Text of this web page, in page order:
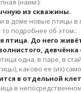
(наим.):
из скважины.
в доме новые птицы в
то подробнее об этом.:
птица. До него
одна, в паре, в
каково ее (их)
в отдельной
в